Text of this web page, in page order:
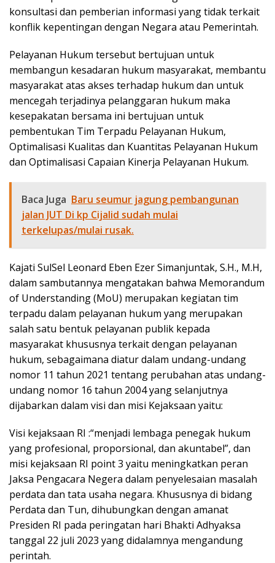
konsultasi dan pemberian informasi yang tidak terkait
konflik kepentingan dengan Negara atau Pemerintah.
Pelayanan Hukum tersebut bertujuan untuk
membangun kesadaran hukum masyarakat, membantu
masyarakat atas akses terhadap hukum dan untuk
mencegah terjadinya pelanggaran hukum maka
kesepakatan bersama ini bertujuan untuk
pembentukan Tim Terpadu Pelayanan Hukum,
Optimalisasi Kualitas dan Kuantitas Pelayanan Hukum
dan Optimalisasi Capaian Kinerja Pelayanan Hukum.
Baca Juga Baru seumur jagung pembangunan
jalan JUT Di kp Cijalid sudah mulai
terkelupas/mulai rusak.
Kajati SulSel Leonard Eben Ezer Simanjuntak, S.H., M.H,
dalam sambutannya mengatakan bahwa Memorandum
of Understanding (MoU) merupakan kegiatan tim
terpadu dalam pelayanan hukum yang merupakan
salah satu bentuk pelayanan publik kepada
masyarakat khususnya terkait dengan pelayanan
hukum, sebagaimana diatur dalam undang-undang
nomor 11 tahun 2021 tentang perubahan atas undang-
undang nomor 16 tahun 2004 yang selanjutnya
dijabarkan dalam visi dan misi Kejaksaan yaitu:
Visi kejaksaan RI :“menjadi lembaga penegak hukum
yang profesional, proporsional, dan akuntabel”, dan
misi kejaksaan RI point 3 yaitu meningkatkan peran
Jaksa Pengacara Negera dalam penyelesaian masalah
perdata dan tata usaha negara. Khususnya di bidang
Perdata dan Tun, dihubungkan dengan amanat
Presiden RI pada peringatan hari Bhakti Adhyaksa
tanggal 22 juli 2023 yang didalamnya mengandung
perintah.